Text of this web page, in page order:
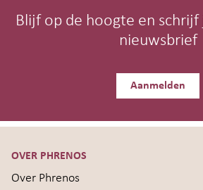
Blijf op de hoogte en
nieuwsbrief
Aanmelden
OVER PHRENOS
Over Phrenos